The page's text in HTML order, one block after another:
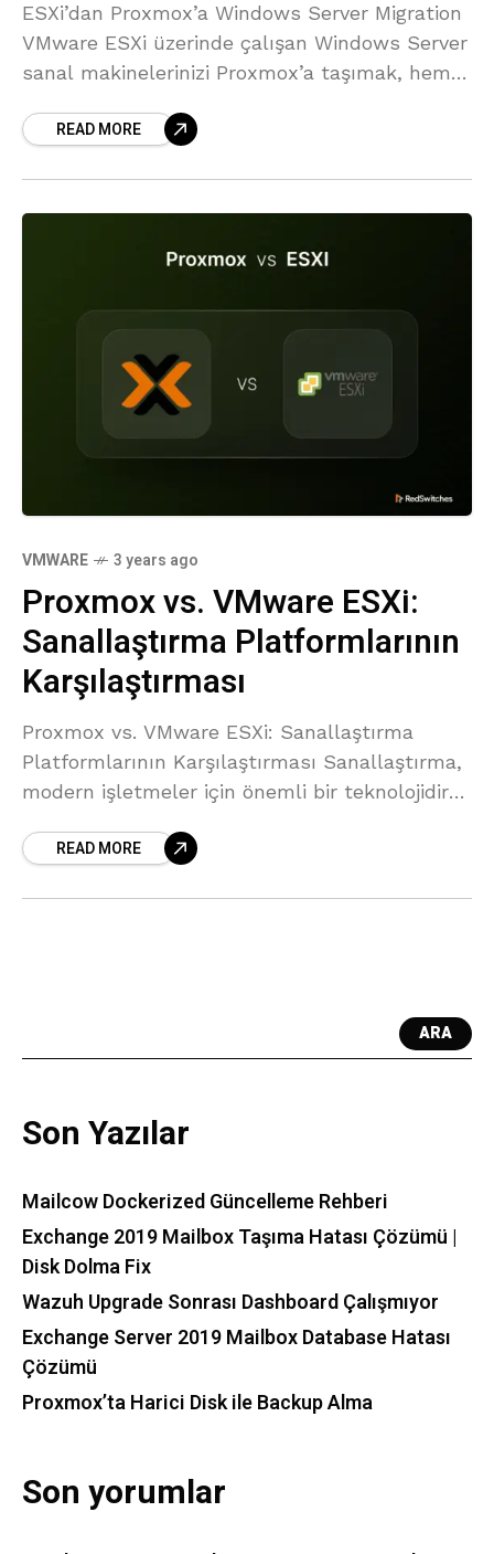
ESXi’dan Proxmox’a Windows Server Migration
VMware ESXi üzerinde çalışan Windows Server
sanal makinelerinizi Proxmox’a taşımak, hem
avantajlar sağlar. Ancak migration işleminin
READ MORE
VMWARE 3 years ago
Proxmox vs. VMware ESXi:
Sanallaştırma Platformlarının
Karşılaştırması
Proxmox vs. VMware ESXi: Sanallaştırma
Platformlarının Karşılaştırması Sanallaştırma,
modern işletmeler için önemli bir teknolojidir
verimlilik ve maliyet tasarrufu açısından
READ MORE
ARA
Son Yazılar
Mailcow Dockerized Güncelleme Rehberi
Exchange 2019 Mailbox Taşıma Hatası Çözümü |
Disk Dolma Fix
Wazuh Upgrade Sonrası Dashboard Çalışmıyor
Exchange Server 2019 Mailbox Database Hatası
Çözümü
Proxmox’ta Harici Disk ile Backup Alma
Son yorumlar